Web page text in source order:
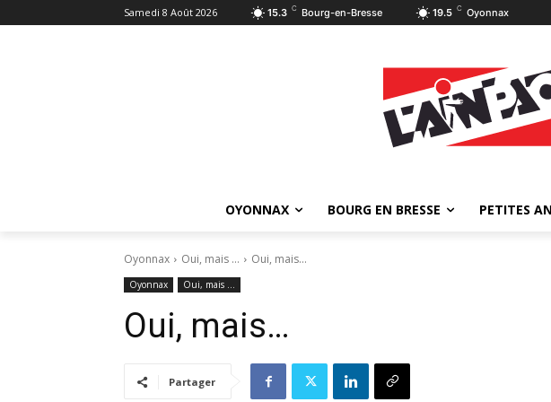
Samedi 8 Août 2026 15.3 C Bourg-en-Bresse 19.5 C Oyonnax
OYONNAX BOURG EN BRESSE PETITES
Oyonnax Oui, mais … Oui, mais...
Oyonnax Oui, mais …
Oui, mais…
Partager